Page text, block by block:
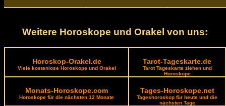
Weitere Horoskope und Orakel von uns:
Horoskop-Orakel.de
Viele kostenlose Horoskope und Orakel
Tarot-Tageskarte.de
Tarot Tageskarte ziehen und
Horoskope
Monats-Horoskope.com
Horoskope für die nächsten 12 Monate
Tages-Horoskope.net
Tageshoroskop für heute und die
nächsten Tage